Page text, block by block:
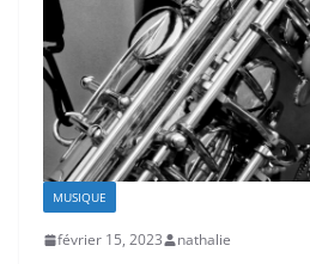
MUSIQUE
février 15, 2023 nathalie